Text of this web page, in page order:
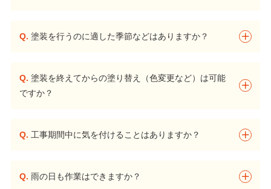
Q. 塗装を行うのに適した季節などはありますか？
Q. 塗装を終えてからの塗り替え（色変更など）は可能
ですか？
Q. 工事期間中に気を付けることはありますか？
Q. 雨の日も作業はできますか？